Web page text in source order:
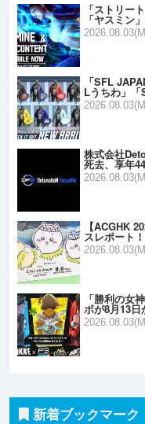
「ストリー
「ヤスミン
「SFL
Lうちわ」
株式会社
死去、享年44
【ACGHK
スレポート
「勝利の女
ボが8月13
新着ブックマーク